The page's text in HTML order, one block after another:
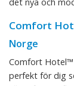
Comfort
Norge
Comfort Hotel™
perfekt för dig